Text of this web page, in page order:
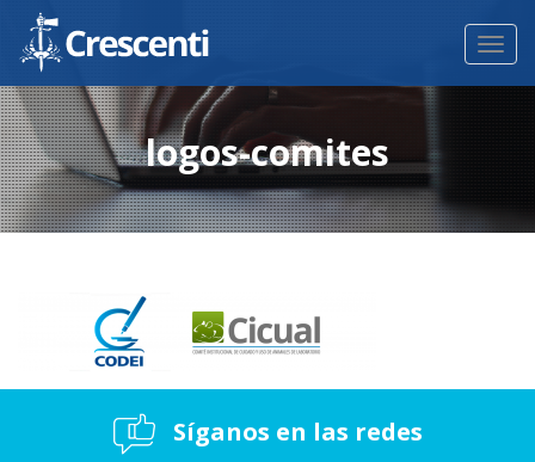
logos-comites
Síganos en las redes